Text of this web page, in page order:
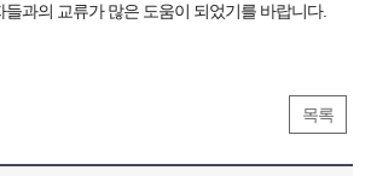
과의 교류가 많은 도움이 되었기를 바랍니다.
목록